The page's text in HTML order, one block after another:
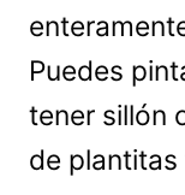
Puedes
tener sillón
de